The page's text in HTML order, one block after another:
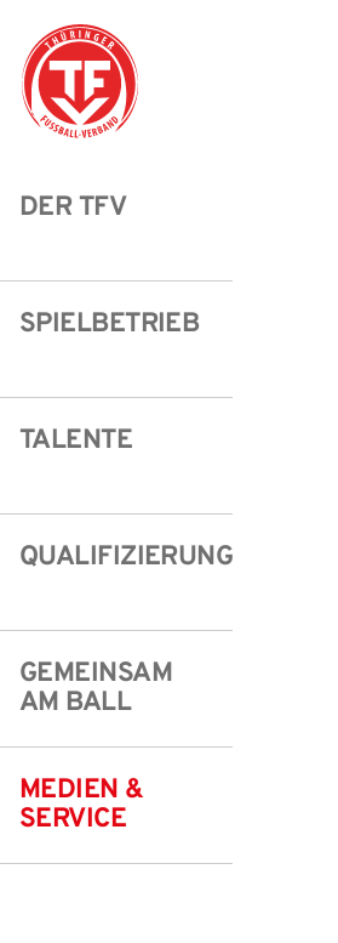
DER TFV
SPIELBETRIEB
TALENTE
QUALIFIZIERUNG
GEMEINSAM
AM BALL
MEDIEN &
SERVICE
Amtliches
Chronik
Karriere
Frauen
Junioren
Kinderfußball
Futsal
Stützpunkte
Schiedsrichter
Veranstaltungskalender
Ehrenamt
Vielfalt
Inklusion
#siekickt
Tage des Mädchenfußballs
Termine
DFBnet
Vereinsangebote
Länderspiele
Impressum